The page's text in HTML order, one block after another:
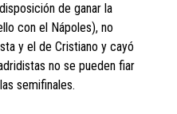
de ganar la
con el Nápoles), no
y el de Cristiano y cayó
no se pueden fiar
semifinales.